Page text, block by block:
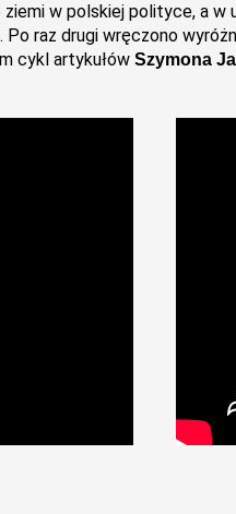
w polskiej polityce, a w
raz drugi wręczono
cykl artykułów Szymona